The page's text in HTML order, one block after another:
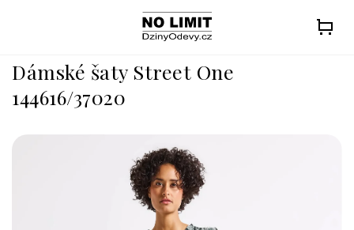
Dámské šaty Street One
144616/37020